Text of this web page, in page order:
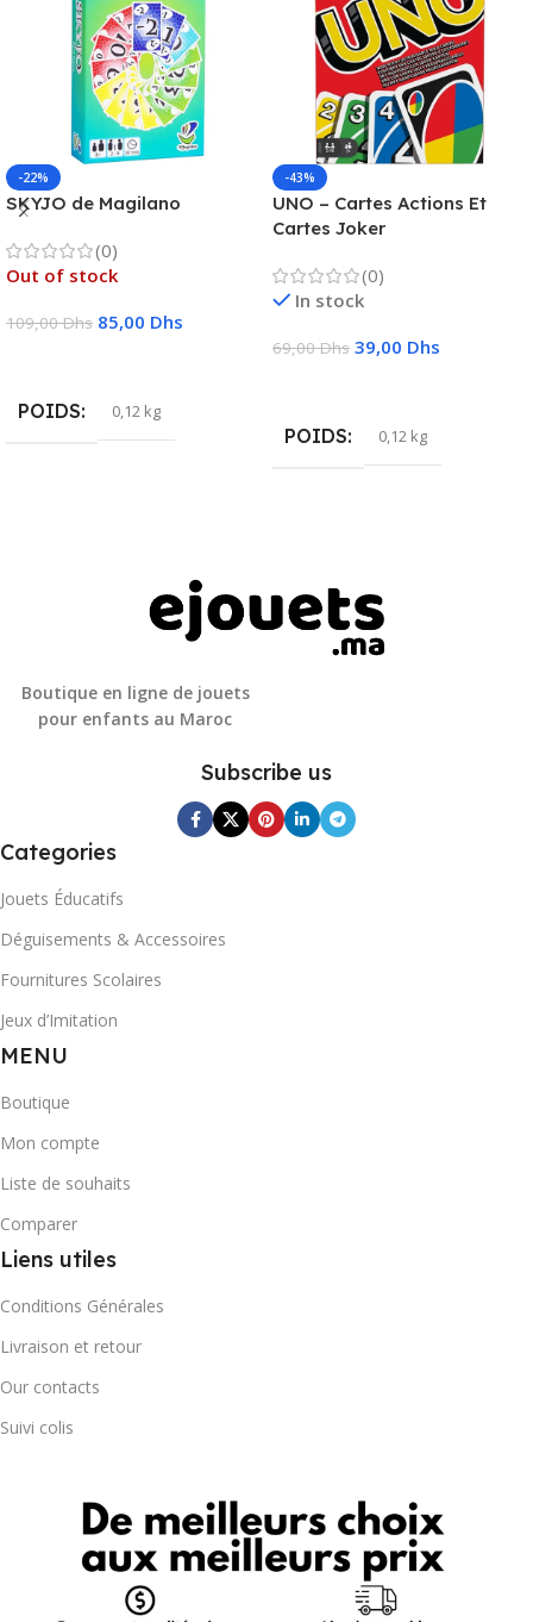
-22%
SKYJO de Magilano
(0)
Out of stock
109,00Dhs 85,00 Dhs
POIDS 0,12 kg
-43%
UNO – Cartes Actions Et
Cartes Joker
(0)
In stock
69,00Dhs 39,00 Dhs
POIDS 0,12 kg
Boutique en ligne de jouets
pour enfants au Maroc
Subscribe us
Categories
Jouets Éducatifs
Déguisements & Accessoires
Fournitures Scolaires
Jeux d’Imitation
MENU
Boutique
Mon compte
Liste de souhaits
Comparer
Liens utiles
Conditions Générales
Livraison et retour
Our contacts
Suivi colis